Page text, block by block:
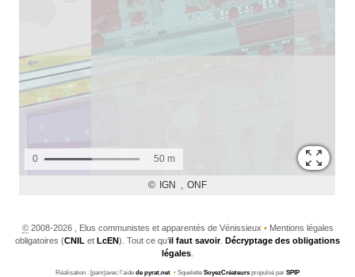
©2008-2026 , Elus communistes et apparentés de Vénissieux •Mentions légales
obligatoires (CNIL et LcEN). Tout ce qu’il faut savoir. Décryptage des obligations
légales
Réalisation : [pam|avec l’aide de pyrat.net • Squelette SoyezCréateurs propulsé par SPIP